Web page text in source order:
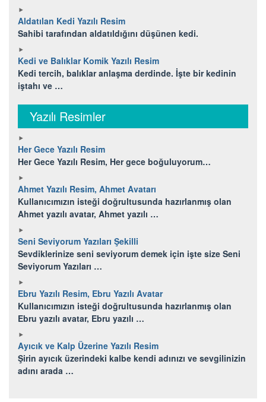
Aldatılan Kedi Yazılı Resim
Sahibi tarafından aldatıldığını düşünen kedi.
Kedi ve Balıklar Komik Yazılı Resim
Kedi tercih, balıklar anlaşma derdinde. İşte bir kedinin
iştahı ve …
Yazılı Resimler
Her Gece Yazılı Resim
Her Gece Yazılı Resim, Her gece boğuluyorum…
Ahmet Yazılı Resim, Ahmet Avatarı
Kullanıcımızın isteği doğrultusunda hazırlanmış olan
Ahmet yazılı avatar, Ahmet yazılı …
Seni Seviyorum Yazıları Şekilli
Sevdiklerinize seni seviyorum demek için işte size Seni
Seviyorum Yazıları …
Ebru Yazılı Resim, Ebru Yazılı Avatar
Kullanıcımızın isteği doğrultusunda hazırlanmış olan
Ebru yazılı avatar, Ebru yazılı …
Ayıcık ve Kalp Üzerine Yazılı Resim
Şirin ayıcık üzerindeki kalbe kendi adınızı ve sevgilinizin
adını arada …